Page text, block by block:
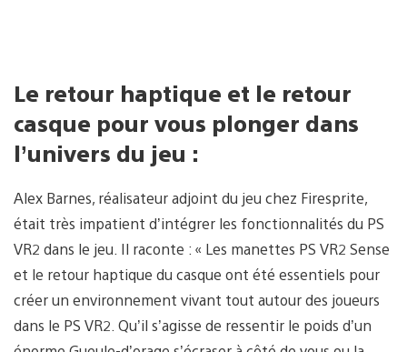
Le retour haptique et le retour
casque pour vous plonger dans
l’univers du jeu :
Alex Barnes, réalisateur adjoint du jeu chez Firesprite,
était très impatient d’intégrer les fonctionnalités du PS
VR2 dans le jeu. Il raconte : « Les manettes PS VR2 Sense
et le retour haptique du casque ont été essentiels pour
créer un environnement vivant tout autour des joueurs
dans le PS VR2. Qu’il s’agisse de ressentir le poids d’un